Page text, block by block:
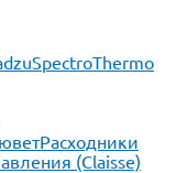
SpectroThermo
Расходники
(Claisse)